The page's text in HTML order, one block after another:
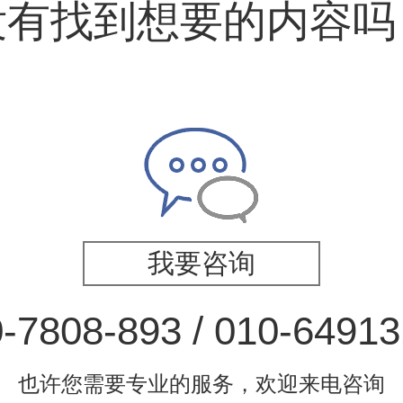
找到想要的内容吗
我要咨询
7808-893 / 010-
也许您需要专业的服务，欢迎来电咨询